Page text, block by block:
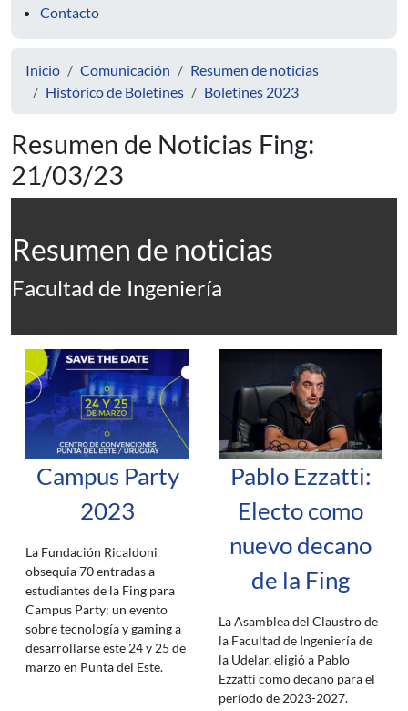
Contacto
Inicio Comunicación
Resumen de noticias
Histórico de Boletines
Boletines 2023
Resumen de Noticias Fing:
21/03/23
Resumen de noticias
Facultad de Ingeniería
Campus Party
2023
La Fundación Ricaldoni
obsequia 70 entradas a
estudiantes de la Fing para
Campus Party: un evento
sobre tecnología y gaming a
desarrollarse este 24 y 25 de
marzo en Punta del Este.
Pablo Ezzatti:
Electo como
nuevo decano
de la Fing
La Asamblea del Claustro de
la Facultad de Ingeniería de
la Udelar, eligió a Pablo
Ezzatti como decano para el
período de 2023-2027.